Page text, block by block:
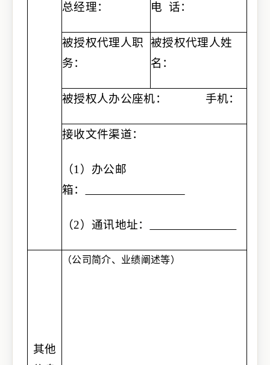
总经理： 电 话：
被授权代理人职
务：
被授权代理人姓
名：
被授权人办公座机： 手机：
接收文件渠道：
（1） 办公邮
箱：
（2） 通讯地址：
其他
（公司简介、 业绩阐述等）